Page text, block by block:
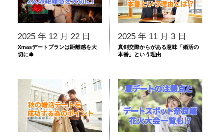
2025 年 12 月 22 日
Xmasデートプランは距離感を大
切に🎄
2025 年 11 月 3 日
真剣交際からがある意味「婚活の
本番」という理由